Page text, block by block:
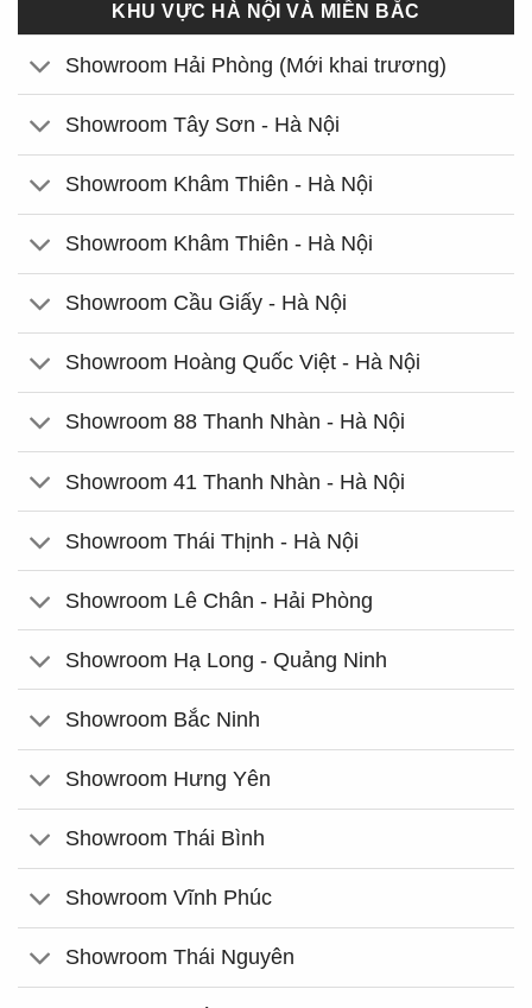
KHU VỰC HÀ NỘI VÀ MIỀN BẮC
Showroom Hải Phòng (Mới khai trương)
Showroom Tây Sơn - Hà Nội
Showroom Khâm Thiên - Hà Nội
Showroom Khâm Thiên - Hà Nội
Showroom Cầu Giấy - Hà Nội
Showroom Hoàng Quốc Việt - Hà Nội
Showroom 88 Thanh Nhàn - Hà Nội
Showroom 41 Thanh Nhàn - Hà Nội
Showroom Thái Thịnh - Hà Nội
Showroom Lê Chân - Hải Phòng
Showroom Hạ Long - Quảng Ninh
Showroom Bắc Ninh
Showroom Hưng Yên
Showroom Thái Bình
Showroom Vĩnh Phúc
Showroom Thái Nguyên